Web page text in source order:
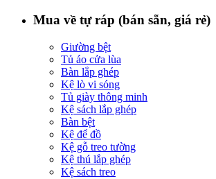
Mua về tự ráp (bán sẵn, giá rẻ)
Giường bệt
Tủ áo cửa lùa
Bàn lắp ghép
Kệ lò vi sóng
Tủ giày thông minh
Kệ sách lắp ghép
Bàn bệt
Kệ để đồ
Kệ gỗ treo tường
Kệ thú lắp ghép
Kệ sách treo